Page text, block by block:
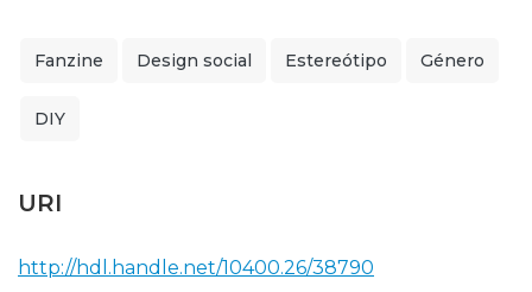
Fanzine Design social Estereótipo Género
DIY
URI
http://hdl.handle.net/10400.26/38790